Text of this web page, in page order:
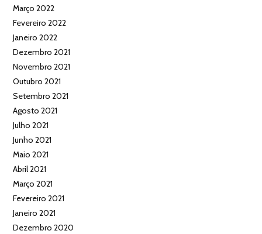
Março 2022
Fevereiro 2022
Janeiro 2022
Dezembro 2021
Novembro 2021
Outubro 2021
Setembro 2021
Agosto 2021
Julho 2021
Junho 2021
Maio 2021
Abril 2021
Março 2021
Fevereiro 2021
Janeiro 2021
Dezembro 2020